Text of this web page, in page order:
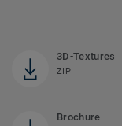
3D-Textures
ZIP
Brochure